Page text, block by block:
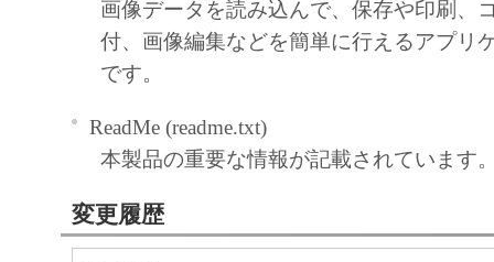
画像データを読み込んで、保存や印刷、
付、画像編集などを簡単に行えるアプリ
です。
ReadMe (readme.txt)
本製品の重要な情報が記載されています
変更履歴